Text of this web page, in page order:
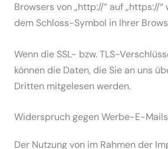
Browsers von „http://“ auf „https://
dem Schloss-Symbol in Ihrer
Wenn die SSL- bzw. TLS-
können die Daten, die Sie an uns
Dritten mitge­lesen werden.
Wider­spruch gegen Werbe-E-Mails
Der Nutzung von im Rahmen der